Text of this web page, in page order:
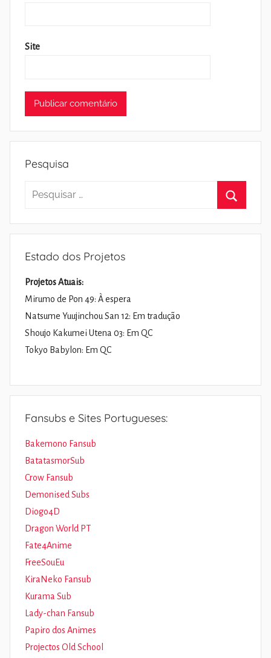
Site
Pesquisa
Pesquisar
Estado dos Projetos
Projetos Atuais:
Mirumo de Pon 49: À espera
Natsume Yuujinchou San 12: Em tradução
Shoujo Kakumei Utena 03: Em QC
Tokyo Babylon: Em QC
Fansubs e Sites Portugueses:
Bakemono Fansub
BatatasmorSub
Crow Fansub
Demonised Subs
Diogo4D
Dragon World PT
Fate4Anime
FreeSouEu
KiraNeko Fansub
Kurama Sub
Lady-chan Fansub
Papiro dos Animes
Projectos Old School